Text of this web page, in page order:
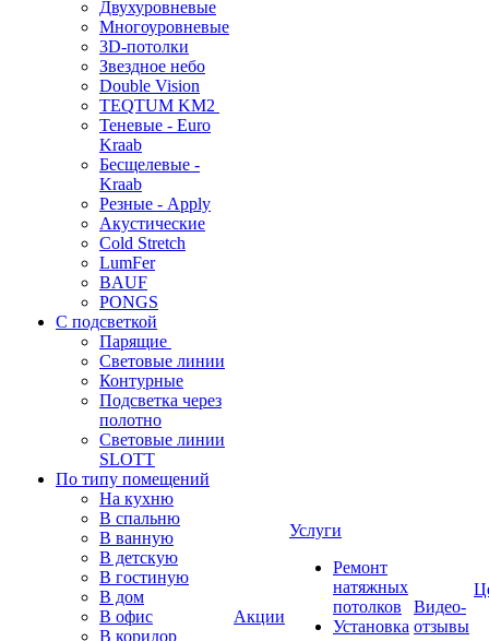
Двухуровневые
Многоуровневые
3D-потолки
Звездное небо
Double Vision
TEQTUM KM2
Теневые - Euro
Kraab
Бесщелевые -
Kraab
Резные - Apply
Акустические
Cold Stretch
LumFer
BAUF
PONGS
С подсветкой
Парящие
Световые линии
Контурные
Подсветка через
полотно
Световые линии
SLOTT
По типу помещений
На кухню
В спальню
В ванную
В детскую
В гостиную
В дом
В офис
В коридор
Акции
Услуги
Ремонт
натяжных
потолков
Установка
Видео-
отзывы